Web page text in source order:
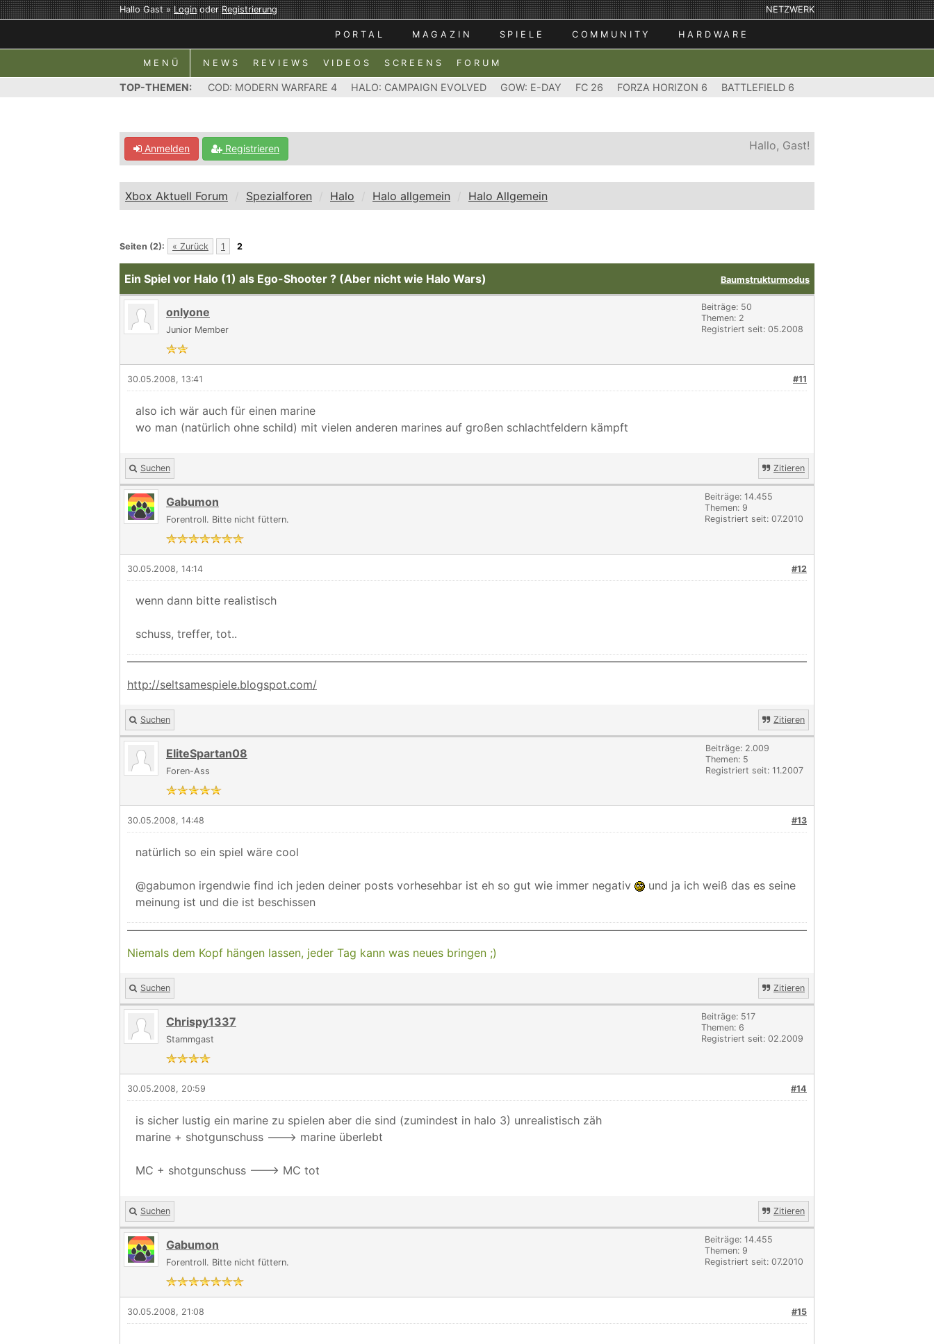
Hallo Gast »LoginoderRegistrierung NETZWERK
PORTAL MAGAZIN SPIELE COMMUNITY HARDWARE
MENÜ NEWS REVIEWS VIDEOS SCREENS FORUM
TOP-THEMEN: COD: MODERN WARFARE 4 HALO: CAMPAIGN EVOLVED GOW: E-DAY FC 26 FORZA HORIZON 6 BATTLEFIELD 6
Anmelden Registrieren Hallo, Gast!
Xbox Aktuell Forum Spezialforen Halo Halo allgemein Halo Allgemein
Seiten (2): « Zurück 1 2
Baumstrukturmodus
Ein Spiel vor Halo (1) als Ego-Shooter ? (Aber nicht wie Halo Wars)
onlyone
Junior Member
Beiträge: 50
Themen: 2
Registriert seit: 05.2008
#11
30.05.2008, 13:41
also ich wär auch für einen marine
wo man (natürlich ohne schild) mit vielen anderen marines auf großen schlachtfeldern kämpft
Suchen Zitieren
Gabumon
Forentroll. Bitte nicht füttern.
Beiträge: 14.455
Themen: 9
Registriert seit: 07.2010
#12
30.05.2008, 14:14
wenn dann bitte realistisch
schuss, treffer, tot..
http://seltsamespiele.blogspot.com/
Suchen Zitieren
EliteSpartan08
Foren-Ass
Beiträge: 2.009
Themen: 5
Registriert seit: 11.2007
#13
30.05.2008, 14:48
natürlich so ein spiel wäre cool
@gabumon irgendwie find ich jeden deiner posts vorhesehbar ist eh so gut wie immer negativ
und ja ich weiß das es seine
meinung ist und die ist beschissen
Niemals dem Kopf hängen lassen, jeder Tag kann was neues bringen ;)
Suchen Zitieren
Chrispy1337
Stammgast
Beiträge: 517
Themen: 6
Registriert seit: 02.2009
#14
30.05.2008, 20:59
is sicher lustig ein marine zu spielen aber die sind (zumindest in halo 3) unrealistisch zäh
marine + shotgunschuss ---> marine überlebt
MC + shotgunschuss ---> MC tot
Suchen Zitieren
Gabumon
Forentroll. Bitte nicht füttern.
Beiträge: 14.455
Themen: 9
Registriert seit: 07.2010
#15
30.05.2008, 21:08